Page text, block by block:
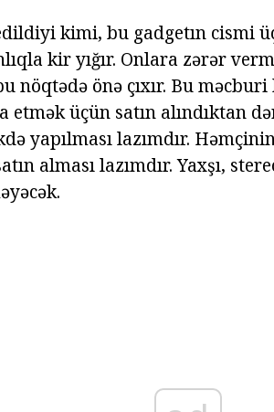
kimi, bu gadgetın cismi
kir yığır. Onlara zərər
nöqtədə önə çıxır. Bu
üçün satın alındıktan
yapılması lazımdır.
alması lazımdır. Yaxşı,